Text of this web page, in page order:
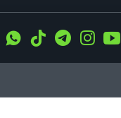
WhatsApp
Tiktok Telegram